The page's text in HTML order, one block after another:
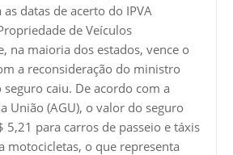
datas de acerto do IPVA
de Veículos
na maioria dos estados, vence o
a reconsideração do ministro
caiu. De acordo com a
União (AGU), o valor do seguro
5,21 para carros de passeio e táxis
motocicletas, o que representa